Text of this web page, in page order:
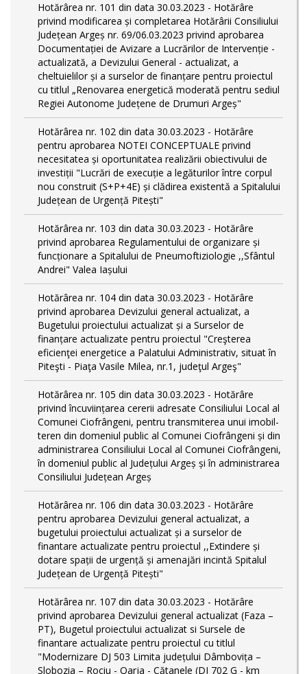
Hotărârea nr. 101 din data 30.03.2023 - Hotărâre
privind modificarea și completarea Hotărârii Consiliului
Județean Argeș nr. 69/06.03.2023 privind aprobarea
Documentației de Avizare a Lucrărilor de Intervenție -
actualizată, a Devizului General - actualizat, a
cheltuielilor și a surselor de finanțare pentru proiectul
cu titlul „Renovarea energetică moderată pentru sediul
Regiei Autonome Județene de Drumuri Argeș"
Hotărârea nr. 102 din data 30.03.2023 - Hotărâre
pentru aprobarea NOTEI CONCEPTUALE privind
necesitatea și oportunitatea realizării obiectivului de
investiții "Lucrări de execuție a legăturilor între corpul
nou construit (S+P+4E) și clădirea existentă a Spitalului
Județean de Urgență Pitești"
Hotărârea nr. 103 din data 30.03.2023 - Hotărâre
privind aprobarea Regulamentului de organizare și
funcționare a Spitalului de Pneumoftiziologie ,,Sfântul
Andrei" Valea Iașului
Hotărârea nr. 104 din data 30.03.2023 - Hotărâre
privind aprobarea Devizului general actualizat, a
Bugetului proiectului actualizat și a Surselor de
finanțare actualizate pentru proiectul "Creşterea
eficienţei energetice a Palatului Administrativ, situat în
Piteşti - Piaţa Vasile Milea, nr.1, judeţul Argeş"
Hotărârea nr. 105 din data 30.03.2023 - Hotărâre
privind încuviințarea cererii adresate Consiliului Local al
Comunei Ciofrângeni, pentru transmiterea unui imobil-
teren din domeniul public al Comunei Ciofrângeni și din
administrarea Consiliului Local al Comunei Ciofrângeni,
în domeniul public al Județului Argeș și în administrarea
Consiliului Județean Argeș
Hotărârea nr. 106 din data 30.03.2023 - Hotărâre
pentru aprobarea Devizului general actualizat, a
bugetului proiectului actualizat și a surselor de
finantare actualizate pentru proiectul ,,Extindere și
dotare spații de urgență și amenajări incintă Spitalul
Județean de Urgență Pitești"
Hotărârea nr. 107 din data 30.03.2023 - Hotărâre
privind aprobarea Devizului general actualizat (Faza –
PT), Bugetul proiectului actualizat si Sursele de
finantare actualizate pentru proiectul cu titlul
"Modernizare DJ 503 Limita județului Dâmbovița –
Slobozia – Rociu - Oarja - Cătanele (DJ 702 G - km